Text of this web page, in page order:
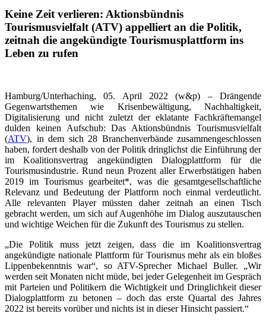
Keine Zeit verlieren: Aktionsbündnis
Tourismusvielfalt (ATV) appelliert an die Politik,
zeitnah die angekündigte Tourismusplattform ins
Leben zu rufen
Hamburg/Unterhaching, 05. April 2022 (w&p) – Drängende
Gegenwartsthemen wie Krisenbewältigung, Nachhaltigkeit,
Digitalisierung und nicht zuletzt der eklatante Fachkräftemangel
dulden keinen Aufschub: Das Aktionsbündnis Tourismusvielfalt
(ATV), in dem sich 28 Branchenverbände zusammengeschlossen
haben, fordert deshalb von der Politik dringlichst die Einführung der
im Koalitionsvertrag angekündigten Dialogplattform für die
Tourismusindustrie. Rund neun Prozent aller Erwerbstätigen haben
2019 im Tourismus gearbeitet*, was die gesamtgesellschaftliche
Relevanz und Bedeutung der Plattform noch einmal verdeutlicht.
Alle relevanten Player müssten daher zeitnah an einen Tisch
gebracht werden, um sich auf Augenhöhe im Dialog auszutauschen
und wichtige Weichen für die Zukunft des Tourismus zu stellen.
„Die Politik muss jetzt zeigen, dass die im Koalitionsvertrag
angekündigte nationale Plattform für Tourismus mehr als ein bloßes
Lippenbekenntnis war“, so ATV-Sprecher Michael Buller. „Wir
werden seit Monaten nicht müde, bei jeder Gelegenheit im Gespräch
mit Parteien und Politikern die Wichtigkeit und Dringlichkeit dieser
Dialogplattform zu betonen – doch das erste Quartal des Jahres
2022 ist bereits vorüber und nichts ist in dieser Hinsicht passiert.“